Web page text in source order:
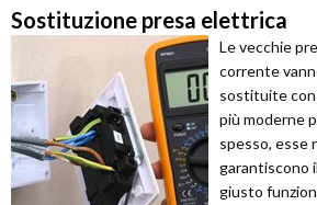
Sostituzione presa elettrica
Le vecchie
corrente
sostituite
più moderne
spesso, esse
garantiscono il
giusto